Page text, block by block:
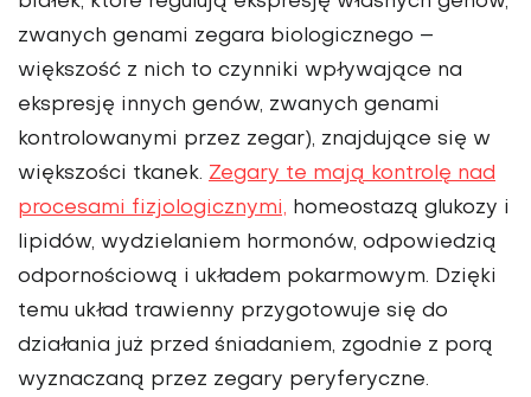
zwanych genami zegara biologicznego –
większość z nich to czynniki wpływające na
ekspresję innych genów, zwanych genami
kontrolowanymi przez zegar), znajdujące się w
większości tkanek. Zegary te mają kontrolę nad
procesami fizjologicznymi, homeostazą glukozy i
lipidów, wydzielaniem hormonów, odpowiedzią
odpornościową i układem pokarmowym. Dzięki
temu układ trawienny przygotowuje się do
działania już przed śniadaniem, zgodnie z porą
wyznaczaną przez zegary peryferyczne.